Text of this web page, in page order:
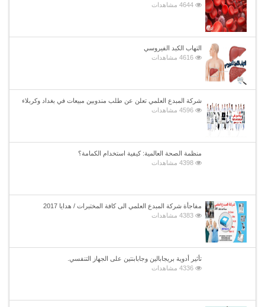
4644 مشاهدات
التهاب الكبد الفيروسي
4616 مشاهدات
شركة المبدع العلمي تعلن عن طلب مندوبين مبيعات في بغداد وكربلاء
4596 مشاهدات
منظمة الصحة العالمية: كيفية استخدام الكمامة؟
4398 مشاهدات
مفاجأة شركة المبدع العلمي الى كافة المختبرات / هدايا 2017
4383 مشاهدات
تأثير أدوية بريجابالين وجابابنتين على الجهاز التنفسي.
4336 مشاهدات